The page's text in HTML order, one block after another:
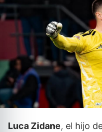
Luca Zidane, el hijo